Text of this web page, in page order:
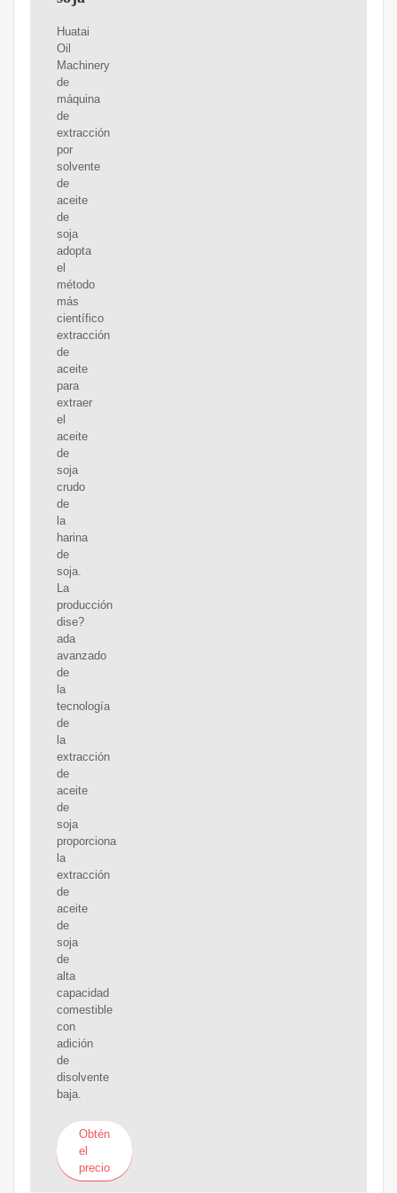
Huatai
Oil
Machinery
de
máquina
de
extracción
por
solvente
de
aceite
de
soja
adopta
el
método
más
científico
extracción
de
aceite
para
extraer
el
aceite
de
soja
crudo
de
la
harina
de
soja.
La
producción
dise?
ada
avanzado
de
la
tecnología
de
la
extracción
de
aceite
de
soja
proporciona
la
extracción
de
aceite
de
soja
de
alta
capacidad
comestible
con
adición
de
disolvente
baja.
Obtén
el
precio